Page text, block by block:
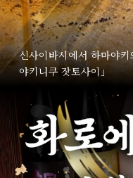
신사이바시에서 하마야
야키니쿠 잣토사이」